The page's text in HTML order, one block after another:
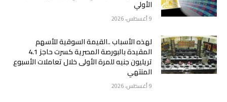
الأولي
9 أغسطس، 2026
لهذه الأسباب ..القيمة السوقية للأسهم
المقيدة بالبورصة المصرية كسرت حاجز 4.1
تريليون جنيه للمرة الأولى خلال تعاملات الأسبوع
المنتهي
9 أغسطس، 2026